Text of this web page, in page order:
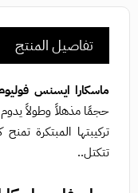
تفاصيل المنتج
ماسكارا ايسنس
حجمًا مذهلاً وطولاً يدوم
تركيبتها المبتكرة
تتكتل..